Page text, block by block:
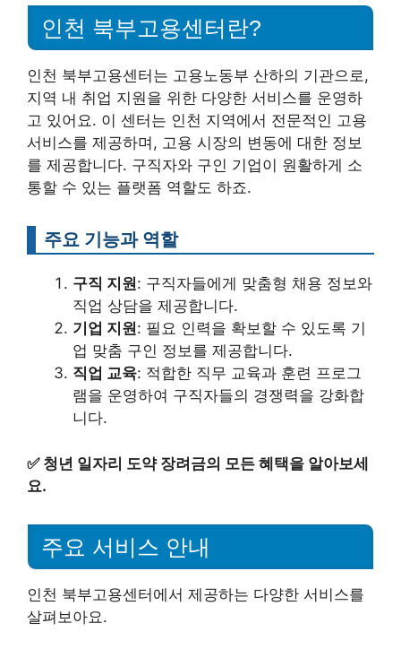
인천 북부고용센터란?
인천 북부고용센터는 고용노동부 산하의 기관으로,
지역 내 취업 지원을 위한 다양한 서비스를 운영하
고 있어요. 이 센터는 인천 지역에서 전문적인 고용
서비스를 제공하며, 고용 시장의 변동에 대한 정보
를 제공합니다. 구직자와 구인 기업이 원활하게 소
통할 수 있는 플랫폼 역할도 하죠.
주요 기능과 역할
구직 지원: 구직자들에게 맞춤형 채용 정보와
직업 상담을 제공합니다.
기업 지원: 필요 인력을 확보할 수 있도록 기
업 맞춤 구인 정보를 제공합니다.
직업 교육: 적합한 직무 교육과 훈련 프로그
램을 운영하여 구직자들의 경쟁력을 강화합
니다.
✅ 청년 일자리 도약 장려금의 모든 혜택을 알아보세
요.
주요 서비스 안내
인천 북부고용센터에서 제공하는 다양한 서비스를
살펴보아요.